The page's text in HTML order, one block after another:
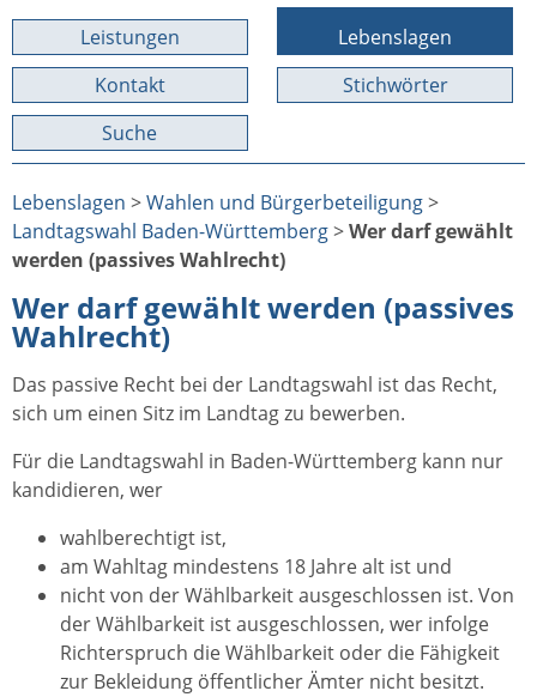
Leistungen
Lebenslagen
Kontakt
Stichwörter
Suche
Lebenslagen >Wahlen und Bürgerbeteiligung>
Landtagswahl Baden-Württemberg>Wer darf gewählt
werden (passives Wahlrecht)
Wer darf gewählt werden (passives
Wahlrecht)
Das passive Recht bei der Landtagswahl ist das Recht,
sich um einen Sitz im Landtag zu bewerben.
Für die Landtagswahl in Baden-Württemberg kann nur
kandidieren, wer
wahlberechtigt ist,
am Wahltag mindestens 18 Jahre alt ist und
nicht von der Wählbarkeit ausgeschlossen ist. Von
der Wählbarkeit ist ausgeschlossen, wer infolge
Richterspruch die Wählbarkeit oder die Fähigkeit
zur Bekleidung öffentlicher Ämter nicht besitzt.